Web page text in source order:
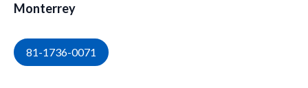
Monterrey
81-1736-0071